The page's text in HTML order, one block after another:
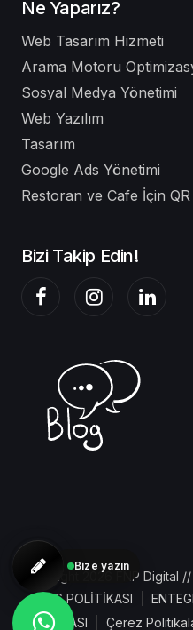
Ne Yaparız?
Web Tasarım Hizmeti
Arama Motoru
Sosyal Medya Yönetimi
Web Yazılım
Tasarım
Google Ads Yönetimi
Restoran ve Cafe İçin
Bizi Takip Edin!
Copyright 2026 FNP Digital
BGYS POLİTİKASI
POLİTİKASI
Çerez
Bize yazın